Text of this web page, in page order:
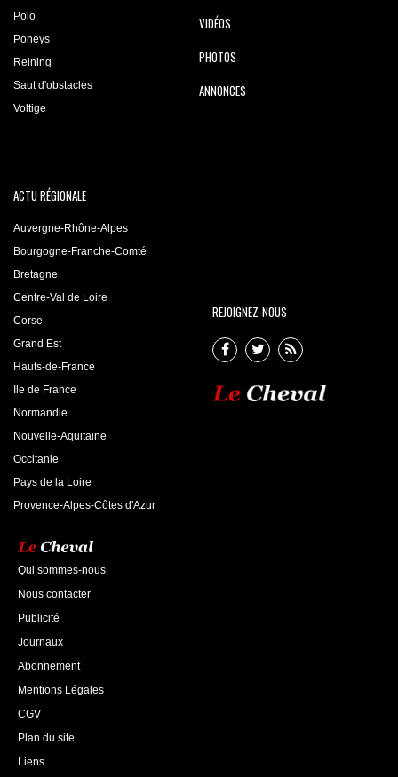
Polo
Poneys
Reining
Saut d'obstacles
Voltige
VIDÉOS
PHOTOS
ANNONCES
ACTU RÉGIONALE
Auvergne-Rhône-Alpes
Bourgogne-Franche-Comté
Bretagne
Centre-Val de Loire
Corse
Grand Est
Hauts-de-France
Ile de France
Normandie
Nouvelle-Aquitaine
Occitanie
Pays de la Loire
Provence-Alpes-Côtes d'Azur
REJOIGNEZ-NOUS
Qui sommes-nous
Nous contacter
Publicité
Journaux
Abonnement
Mentions Légales
CGV
Plan du site
Liens